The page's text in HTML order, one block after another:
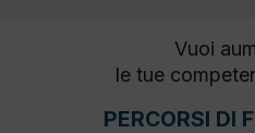
Vuoi
le tue
PERCORSI DI